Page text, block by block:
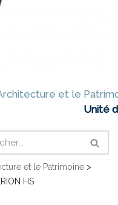
et le
Unité
et le Patrimoine >
HS